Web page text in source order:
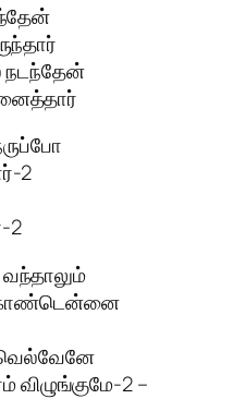
நடந்தேன்
2
2
வந்தாலும்
விழுங்குமே-2 –